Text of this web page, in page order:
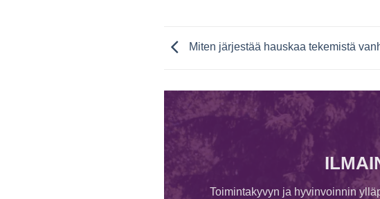
Miten järjestää hauskaa tekemistä
Toimintakyvyn ja hyvinvoinnin